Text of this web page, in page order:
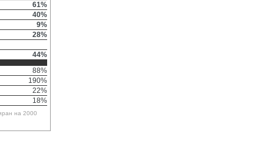
61%
40%
9%
28%
44%
88%
190%
22%
18%
на 2000